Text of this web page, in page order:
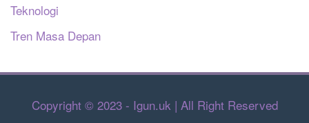
Teknologi
Tren Masa Depan
Copyright © 2023 - Igun.uk | All Right Reserved